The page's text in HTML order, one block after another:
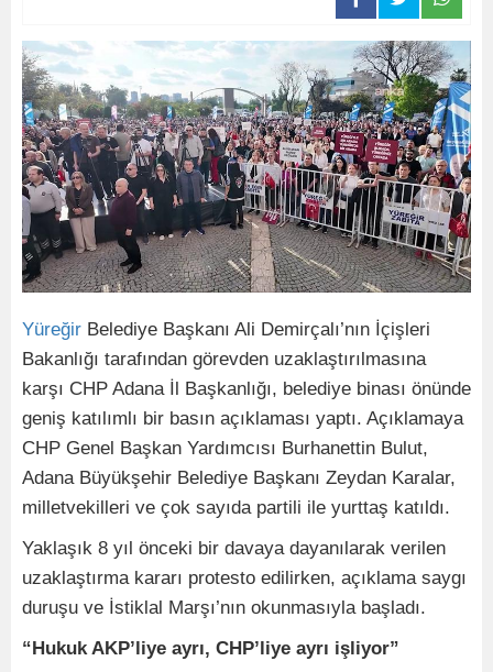
Yüreğir Belediye Başkanı Ali Demirçalı’nın İçişleri
Bakanlığı tarafından görevden uzaklaştırılmasına
karşı CHP Adana İl Başkanlığı, belediye binası önünde
geniş katılımlı bir basın açıklaması yaptı. Açıklamaya
CHP Genel Başkan Yardımcısı Burhanettin Bulut,
Adana Büyükşehir Belediye Başkanı Zeydan Karalar,
milletvekilleri ve çok sayıda partili ile yurttaş katıldı.
Yaklaşık 8 yıl önceki bir davaya dayanılarak verilen
uzaklaştırma kararı protesto edilirken, açıklama saygı
duruşu ve İstiklal Marşı’nın okunmasıyla başladı.
“Hukuk AKP’liye ayrı, CHP’liye ayrı işliyor”